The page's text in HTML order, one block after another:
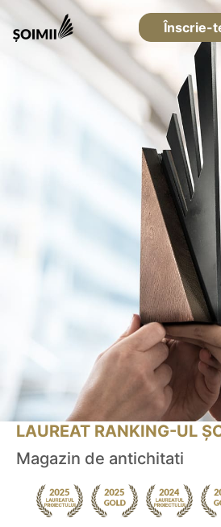
Înscrie-
LAUREAT RANKING-UL
Magazin de antichitati